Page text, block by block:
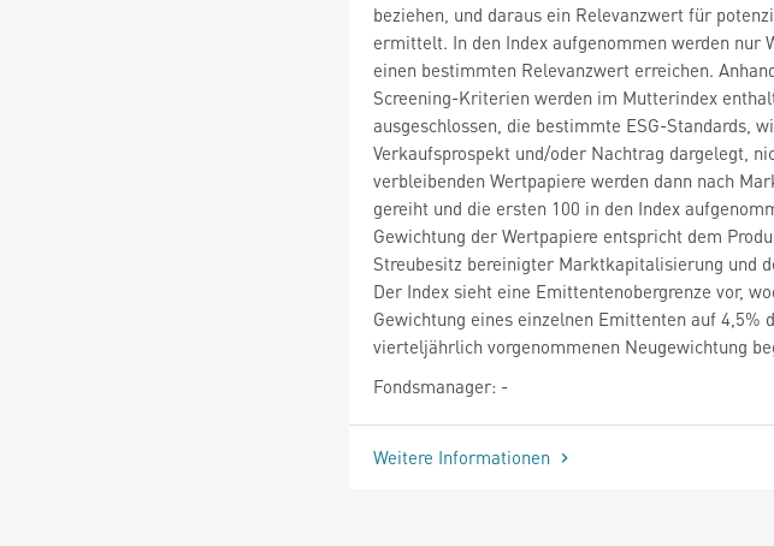
beziehen, und daraus ein Relevanzwert für
ermittelt. In den Index aufgenommen werden nur
einen bestimmten Relevanzwert erreichen.
Screening-Kriterien werden im Mutterindex
ausgeschlossen, die bestimmte ESG-Standards,
Verkaufsprospekt und/oder Nachtrag dargelegt,
verbleibenden Wertpapiere werden dann nach
gereiht und die ersten 100 in den Index
Gewichtung der Wertpapiere entspricht dem
Streubesitz bereinigter Marktkapitalisierung und
Der Index sieht eine Emittentenobergrenze vor,
Gewichtung eines einzelnen Emittenten auf 4,5%
vierteljährlich vorgenommenen Neugewichtung
Fondsmanager: -
Weitere Informationen